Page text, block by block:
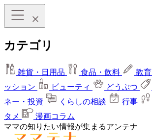
カテゴリ
雑貨・日用品 食品・飲料 教育
ッション
ビューティ どうぶつ
ネー・投資
くらしの相談 行事
タメ
漫画コラム
ママの知りたい情報が集まるアンテナ